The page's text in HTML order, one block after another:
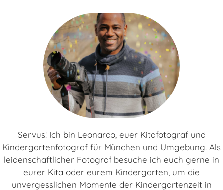
Servus! Ich bin Leonardo, euer Kitafotograf und
Kindergartenfotograf für München und Umgebung. Als
leidenschaftlicher Fotograf besuche ich euch gerne in
eurer Kita oder eurem Kindergarten, um die
unvergesslichen Momente der Kindergartenzeit in